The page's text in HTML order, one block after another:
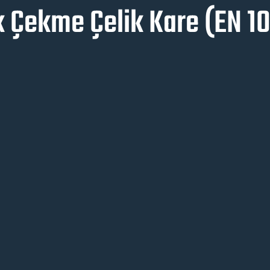
Çekme Çelik Kare (EN